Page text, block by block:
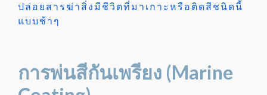
ปล่อยสารฆ่าสิ่งมีชีวิตที่มาเกาะหรือติดสีชนิดนี้
แบบช้าๆ
การพ่นสีกันเพรียง (Marine